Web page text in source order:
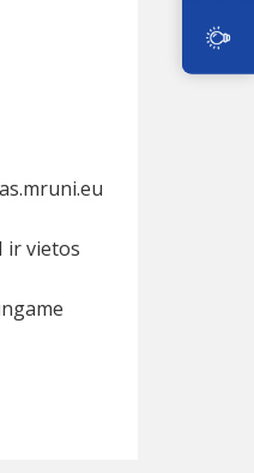
ir vietos